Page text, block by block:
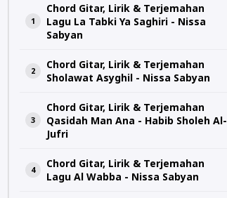
Chord Gitar, Lirik & Terjemahan
Lagu La Tabki Ya Saghiri - Nissa
Sabyan
Chord Gitar, Lirik & Terjemahan
Sholawat Asyghil - Nissa Sabyan
Chord Gitar, Lirik & Terjemahan
Qasidah Man Ana - Habib Sholeh Al-
Jufri
Chord Gitar, Lirik & Terjemahan
Lagu Al Wabba - Nissa Sabyan